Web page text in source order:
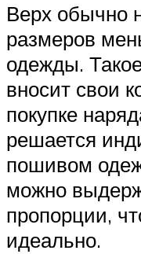
Верх обычно
размеров
одежды.
вносит свои
покупке
решается
пошивом
можно
пропорции,
идеально.